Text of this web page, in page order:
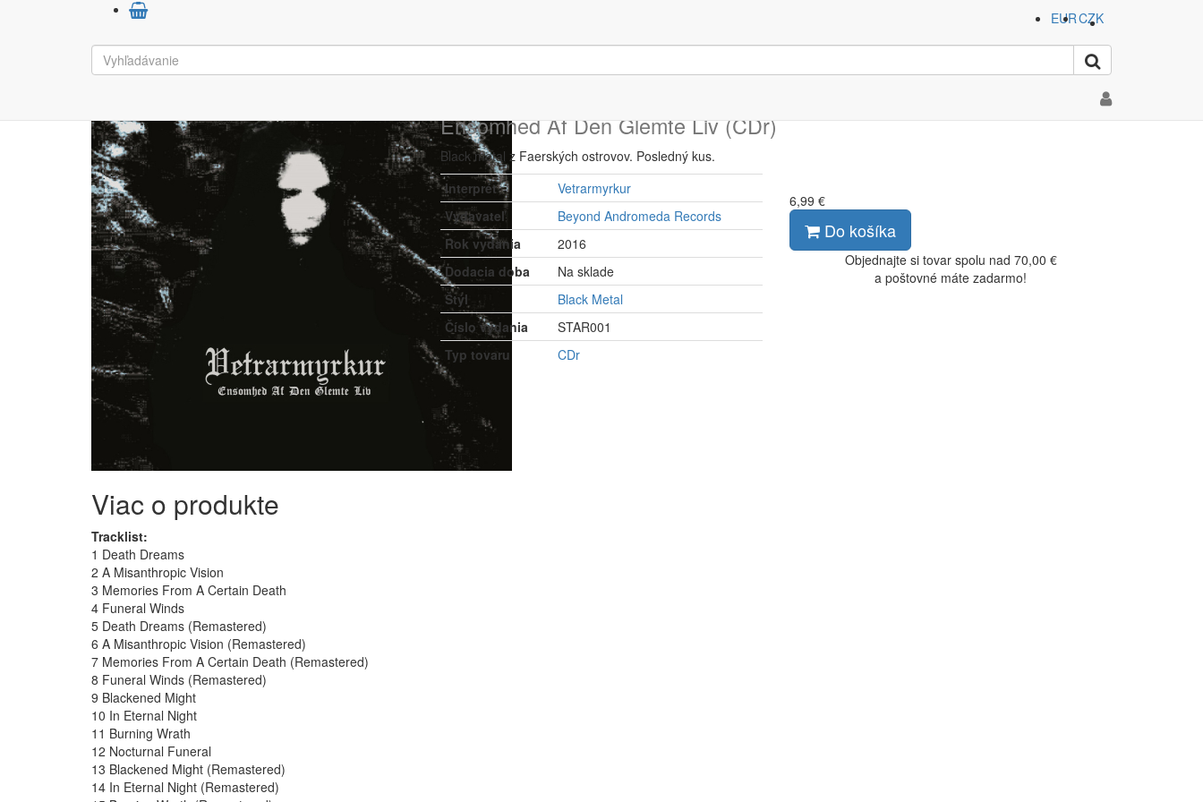
EURCZK
Hudba, film
Vetrarmyrkur
Ensomhed Af Den Glemte Liv (CDr)
Black metal z Faerských ostrovov. Posledný kus.
Interprét
Vetrarmyrkur
Vydavateľ
Beyond Andromeda Records
Rok vydania
2016
Dodacia doba
Na sklade
Štýl
Black Metal
Číslo vydania
STAR001
Typ tovaru
CDr
6,99 €
Do košíka
Objednajte si tovar spolu nad 70,00 €
a poštovné máte zadarmo!
Viac o produkte
Tracklist:
1 Death Dreams
2 A Misanthropic Vision
3 Memories From A Certain Death
4 Funeral Winds
5 Death Dreams (Remastered)
6 A Misanthropic Vision (Remastered)
7 Memories From A Certain Death (Remastered)
8 Funeral Winds (Remastered)
9 Blackened Might
10 In Eternal Night
11 Burning Wrath
12 Nocturnal Funeral
13 Blackened Might (Remastered)
14 In Eternal Night (Remastered)